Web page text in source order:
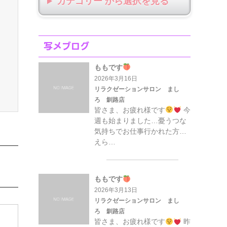
写メブログ
ももです
2026年3月16日
リラクゼーションサロン まし
ろ 釧路店
皆さま、お疲れ様です
今
週も始まりました…憂うつな
気持ちでお仕事行かれた方…
えら…
ももです
2026年3月13日
リラクゼーションサロン まし
ろ 釧路店
皆さま、お疲れ様です 昨